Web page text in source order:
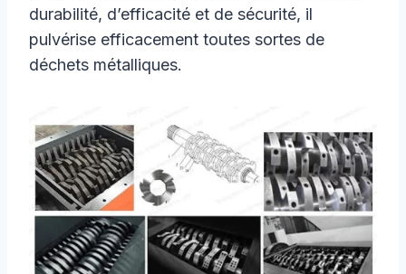
durabilité, d’efficacité et de sécurité, il
pulvérise efficacement toutes sortes de
déchets métalliques.